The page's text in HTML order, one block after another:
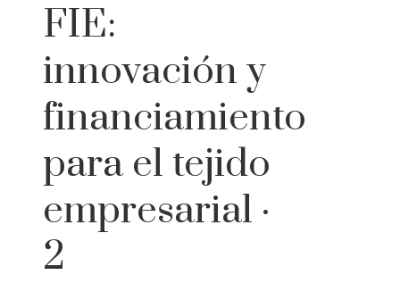
FIE:
innovación y
financiamiento
para el tejido
empresarial ·
2